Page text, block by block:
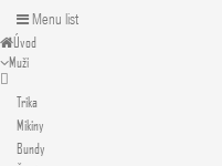
Menu list
Úvod
Muži
Trika
Mikiny
Bundy